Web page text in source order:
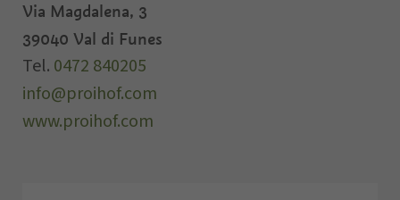
Via Magdalena, 3
39040 Val di Funes
Tel. 0472 840205
info@proihof.com
www.proihof.com